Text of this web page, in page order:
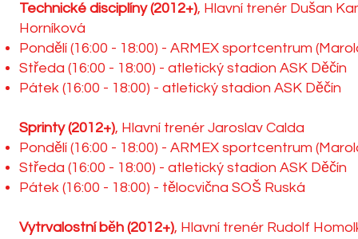
Technické disciplíny (2012+), Hlavní trenér Dušan
Horníková
Pondělí (16:00 - 18:00) - ARMEX sportcentrum
Středa (16:00 - 18:00) - atletický stadion ASK Děčín
Pátek (16:00 - 18:00) - atletický stadion ASK Děčín
Sprinty (2012+), Hlavní trenér Jaroslav Calda
Pondělí (16:00 - 18:00) - ARMEX sportcentrum
Středa (16:00 - 18:00) - atletický stadion ASK Děčín
Pátek (16:00 - 18:00) - tělocvična SOŠ Ruská
Vytrvalostní běh (2012+), Hlavní trenér Rudolf